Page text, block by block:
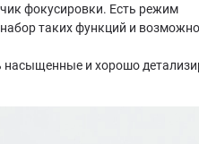
фокусировки. Есть режим
таких функций и
насыщенные и хорошо